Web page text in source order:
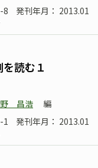
8
発刊年月： 2013.01
読む１
昌浩
編
1
発刊年月： 2013.01